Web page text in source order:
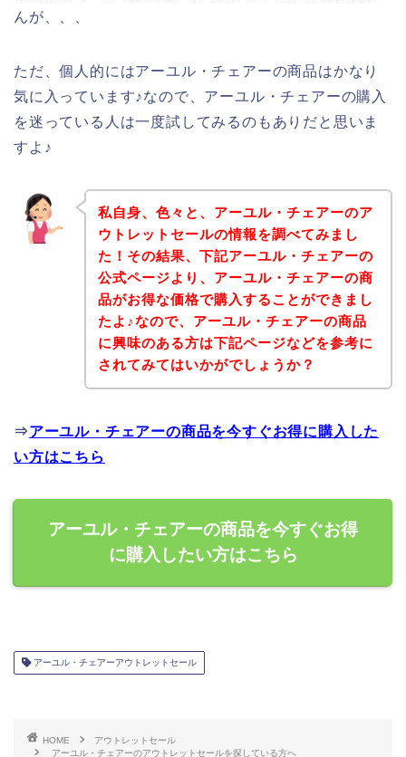
んが、、、
ただ、個人的にはアーユル・チェアーの商品はかなり
気に入っています♪なので、アーユル・チェアーの購入
を迷っている人は一度試してみるのもありだと思いま
すよ♪
私自身、色々と、アーユル・チェアーのア
ウトレットセールの情報を調べてみまし
た！その結果、下記アーユル・チェアーの
公式ページより、アーユル・チェアーの商
品がお得な価格で購入することができまし
たよ♪なので、アーユル・チェアーの商品
に興味のある方は下記ページなどを参考に
されてみてはいかがでしょうか？
⇒アーユル・チェアーの商品を今すぐお得に購入した
い方はこちら
アーユル・チェアーの商品を今すぐお得
に購入したい方はこちら
アーユル・チェアーアウトレットセール
HOME
アウトレットセール
アーユル・チェアーのアウトレットセールを探している方へ